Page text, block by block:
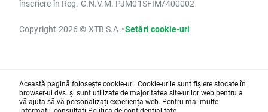
înscriere în Reg. C.N.V.M. PJM01SFIM/400002
Copyright 2026 © XTB S.A.•Setări cookie-uri
Această pagină folosește cookie-uri. Cookie-urile sunt fișiere stocate în
browser-ul dvs. și sunt utilizate de majoritatea site-urilor web pentru a
vă ajuta să vă personalizați experiența web. Pentru mai multe